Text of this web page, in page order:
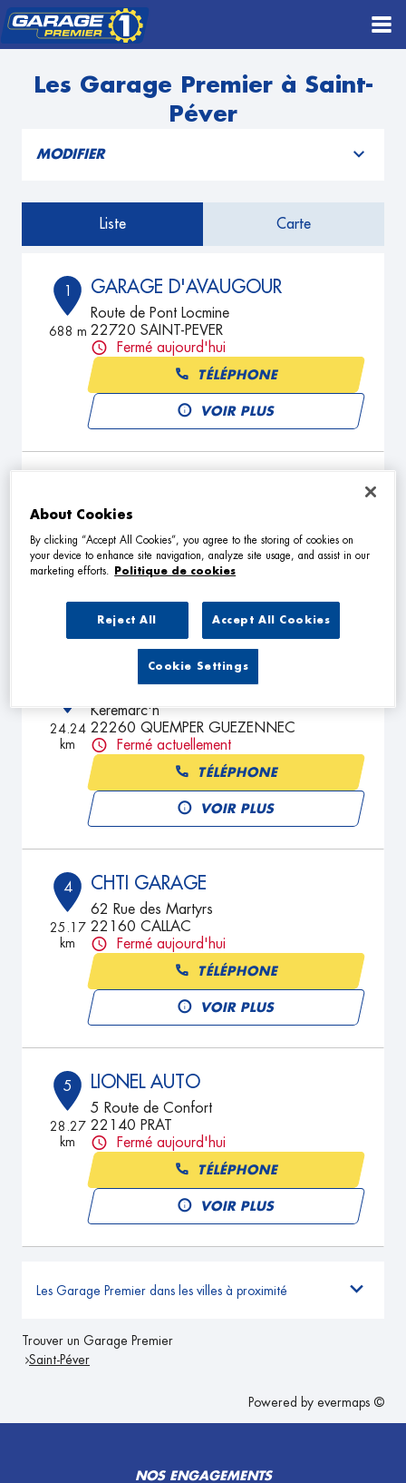
Les Garage Premier à Saint-
Péver
MODIFIER
Liste Carte
1
688 m
GARAGE D'AVAUGOUR
Route de Pont Locmine
22720 SAINT-PEVER
Fermé aujourd'hui
TÉLÉPHONE
VOIR PLUS
km
6 Stank Nevez
Fermé actuellement
TÉLÉPHONE
24.24
km
GARAGE DE LA VALLEE
Keremarc'h
22260 QUEMPER GUEZENNEC
Fermé actuellement
TÉLÉPHONE
VOIR PLUS
4
25.17
km
CHTI GARAGE
62 Rue des Martyrs
22160 CALLAC
Fermé aujourd'hui
TÉLÉPHONE
VOIR PLUS
5
28.27
km
LIONEL AUTO
5 Route de Confort
22140 PRAT
Fermé aujourd'hui
TÉLÉPHONE
VOIR PLUS
Les Garage Premier dans les villes à proximité
Trouver un Garage Premier
Saint-Péver
Powered by evermaps ©
NOS ENGAGEMENTS
About Cookies
By clicking “Accept All Cookies”, you agree to the storing of cookies on
your device to enhance site navigation, analyze site usage, and assist in our
marketing efforts.
Politique de cookies
Reject All Accept All Cookies
Cookie Settings